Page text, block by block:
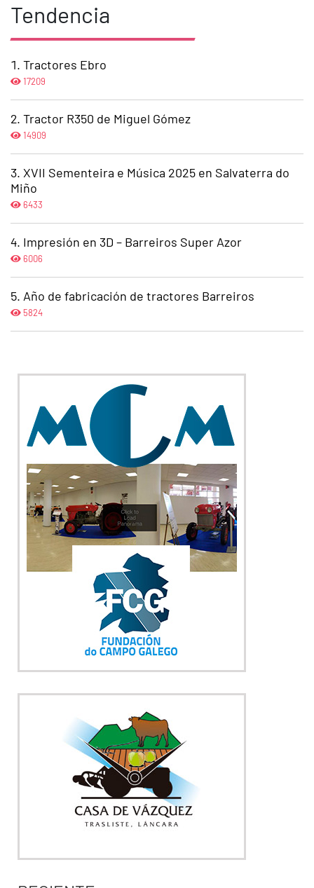
Tendencia
Tractores Ebro
17209
Tractor R350 de Miguel Gómez
14909
XVII Sementeira e Música 2025 en Salvaterra do
Miño
6433
Impresión en 3D – Barreiros Super Azor
6006
Año de fabricación de tractores Barreiros
5824